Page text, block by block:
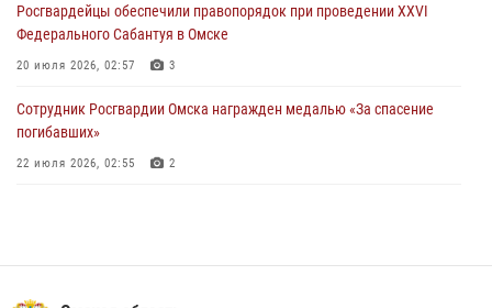
Росгвардейцы обеcпечили правопорядок при проведении XXVI
Федерального Сабантуя в Омске
20 июля 2026, 02:57 3
Сотрудник Росгвардии Омска награжден медалью «За спасение
погибавших»
22 июля 2026, 02:55 2
Росгвардейцы приняли участие в крестном ходе в День крещения